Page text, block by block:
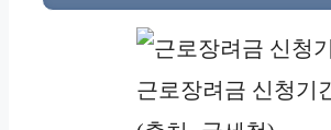
근로장려금 신청기